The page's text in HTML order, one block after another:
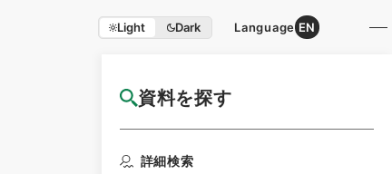
Light Dark Language EN
資料を探す
詳細検索
国立公文書館HP利用案内